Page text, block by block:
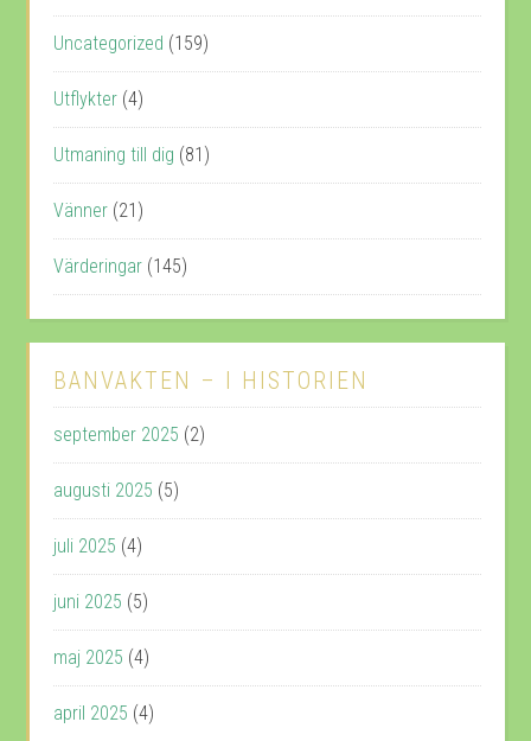
Uncategorized (159)
Utflykter (4)
Utmaning till dig (81)
Vänner (21)
Värderingar (145)
BANVAKTEN – I HISTORIEN
september 2025 (2)
augusti 2025 (5)
juli 2025 (4)
juni 2025 (5)
maj 2025 (4)
april 2025 (4)